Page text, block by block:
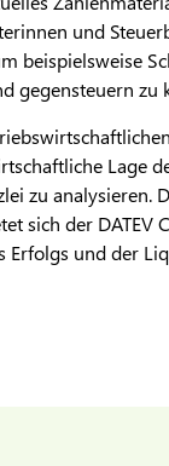
und
beispielsweise
gegensteuern zu
Lage
zu analysieren.
sich der
Erfolgs und der